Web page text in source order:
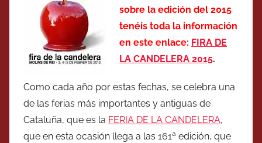
sobre la edición del 2015
tenéis toda la información
en este enlace: FIRA DE
LA CANDELERA 2015.
Como cada año por estas fechas, se celebra una
de las ferias más importantes y antiguas de
Cataluña, que es la FERIA DE LA CANDELERA,
que en esta ocasión llega a las 161ª edición, que